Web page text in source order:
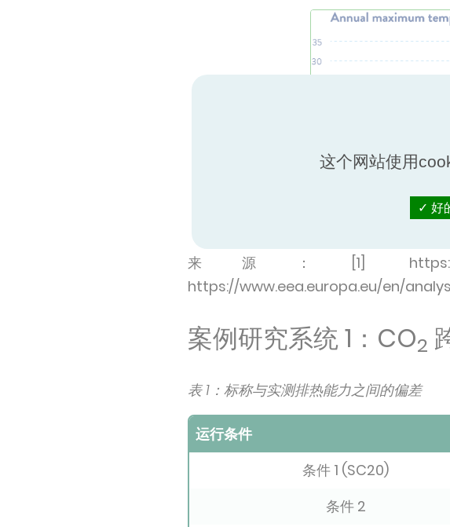
来源：[1] https://
https://www.eea.europa.eu/en/
案例研究系统 1：CO2
表 1：标称与实测排热能力之间的偏差
运行条件
条件 1 (SC20)
条件 2
这个网站使用
好